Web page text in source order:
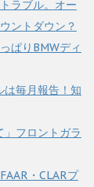
ラブル。オー
ントダウン？
ぱりBMWディ
は毎月報告！知
フロントガラ
・CLARプ